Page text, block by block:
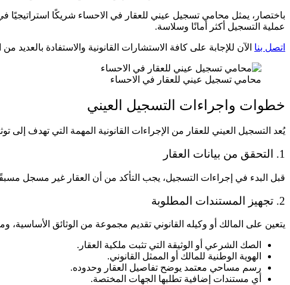
باختصار، يمثل محامي تسجيل عيني للعقار في الاحساء شريكًا استراتيجيًا
عملية التسجيل أكثر أمانًا وسلاسة.
اتصل بنا الآن للإجابة على كافة الاستشارات القانونية والاستفادة بالعديد من
محامي تسجيل عيني للعقار في الاحساء
خطوات واجراءات التسجيل العيني
يُعد التسجيل العيني للعقار من الإجراءات القانونية المهمة التي تهدف
1. التحقق من بيانات العقار
قبل البدء في إجراءات التسجيل، يجب التأكد من أن العقار غير مسجل
2. تجهيز المستندات المطلوبة
يتعين على المالك أو وكيله القانوني تقديم مجموعة من الوثائق الأساسية،
الصك الشرعي أو الوثيقة التي تثبت ملكية العقار.
الهوية الوطنية للمالك أو الممثل القانوني.
رسم مساحي معتمد يوضح تفاصيل العقار وحدوده.
أي مستندات إضافية تطلبها الجهات المختصة.